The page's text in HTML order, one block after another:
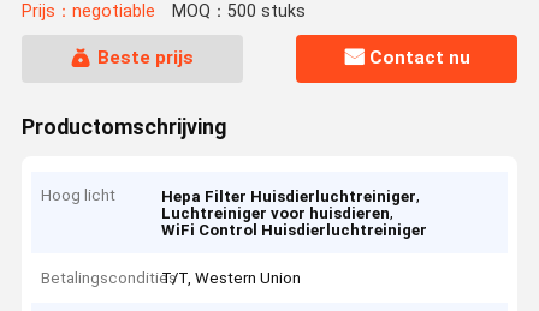
Prijs：negotiable MOQ：500 stuks
Beste prijs Contact nu
Productomschrijving
Hoog licht Hepa Filter Huisdierluchtreiniger,
Luchtreiniger voor huisdieren,
WiFi Control Huisdierluchtreiniger
BetalingsconditiesT/T, Western Union